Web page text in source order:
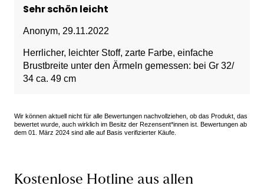
Sehr schön leicht
Anonym, 29.11.2022
Herrlicher, leichter Stoff, zarte Farbe, einfache
Brustbreite unter den Ärmeln gemessen: bei Gr 32/
34 ca. 49 cm
Wir können aktuell nicht für alle Bewertungen nachvollziehen, ob das Produkt, das
bewertet wurde, auch wirklich im Besitz der Rezensent*innen ist. Bewertungen ab
dem 01. März 2024 sind alle auf Basis verifizierter Käufe.
Kostenlose Hotline aus allen